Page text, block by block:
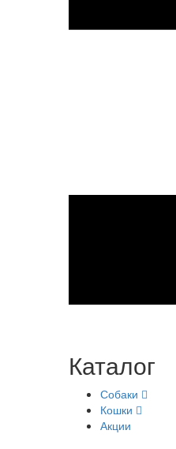
Каталог
Собаки
Кошки
Акции